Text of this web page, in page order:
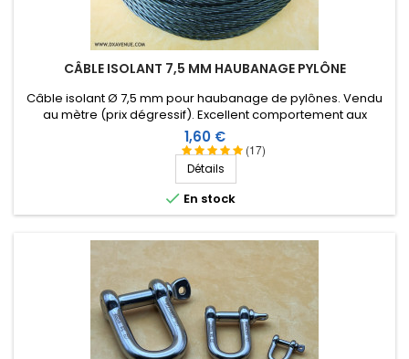
CÂBLE ISOLANT 7,5 MM HAUBANAGE PYLÔNE
(17)
Câble isolant Ø 7,5 mm pour haubanage de pylônes. Vendu
au mètre (prix dégressif). Excellent comportement aux
conditions climatiques (eau, soleil, gel), résistance à la
rupture élevée, très bonne isolation HF, longévité de plus de
40 ans !
Prix
1,60 €
Détails
 En stock